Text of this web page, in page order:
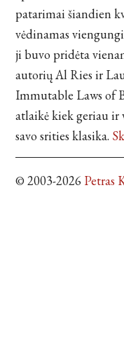
patarimai šiandien
vėdinamas
ji buvo pridėta
autorių Al Ries ir
Immutable Laws of
atlaikė kiek geriau
savo srities klasika.
© 2003-2026 Petras